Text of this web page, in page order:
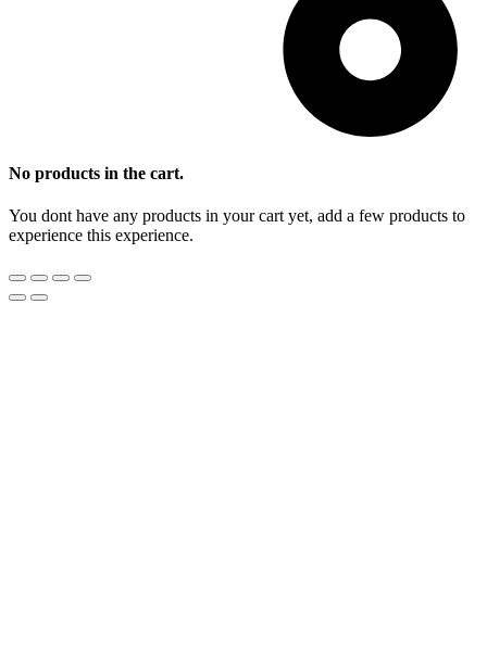
No products in the cart.
You dont have any products in your cart yet, add a few products to
experience this experience.